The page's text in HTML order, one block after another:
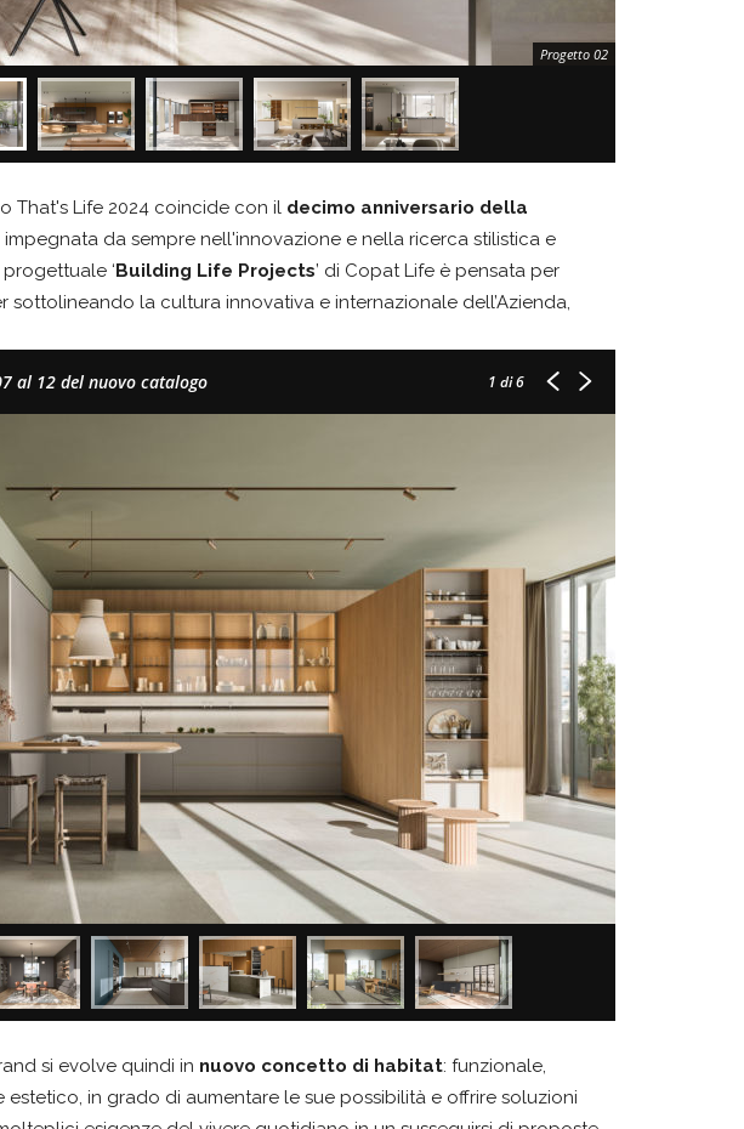
Progetto 02
That's Life 2024 coincide con il decimo anniversario della
impegnata da sempre nell'innovazione e nella ricerca stilistica e
‘Building Life Projects’ di Copat Life è pensata per
sottolineando la cultura innovativa e internazionale dell’Azienda,
al 12 del nuovo catalogo 1 di 6
si evolve quindi in nuovo concetto di habitat: funzionale,
in grado di aumentare le sue possibilità e offrire soluzioni